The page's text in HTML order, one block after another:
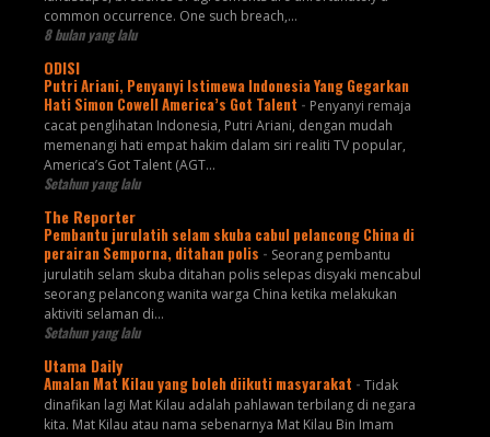
common occurrence. One such breach,...
8 bulan yang lalu
ODISI
Putri Ariani, Penyanyi Istimewa Indonesia Yang Gegarkan
Hati Simon Cowell America’s Got Talent - Penyanyi remaja
cacat penglihatan Indonesia, Putri Ariani, dengan mudah
memenangi hati empat hakim dalam siri realiti TV popular,
America’s Got Talent (AGT...
Setahun yang lalu
The Reporter
Pembantu jurulatih selam skuba cabul pelancong China di
perairan Semporna, ditahan polis - Seorang pembantu
jurulatih selam skuba ditahan polis selepas disyaki mencabul
seorang pelancong wanita warga China ketika melakukan
aktiviti selaman di...
Setahun yang lalu
Utama Daily
Amalan Mat Kilau yang boleh diikuti masyarakat - Tidak
dinafikan lagi Mat Kilau adalah pahlawan terbilang di negara
kita. Mat Kilau atau nama sebenarnya Mat Kilau Bin Imam